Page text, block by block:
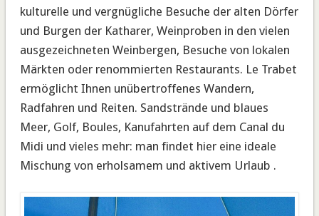
kulturelle und vergnügliche Besuche der alten Dörfer
und Burgen der Katharer, Weinproben in den vielen
ausgezeichneten Weinbergen, Besuche von lokalen
Märkten oder renommierten Restaurants. Le Trabet
ermöglicht Ihnen unübertroffenes Wandern,
Radfahren und Reiten. Sandstrände und blaues
Meer, Golf, Boules, Kanufahrten auf dem Canal du
Midi und vieles mehr: man findet hier eine ideale
Mischung von erholsamem und aktivem Urlaub .